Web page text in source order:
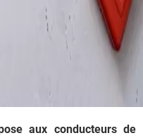
aux conducteurs de